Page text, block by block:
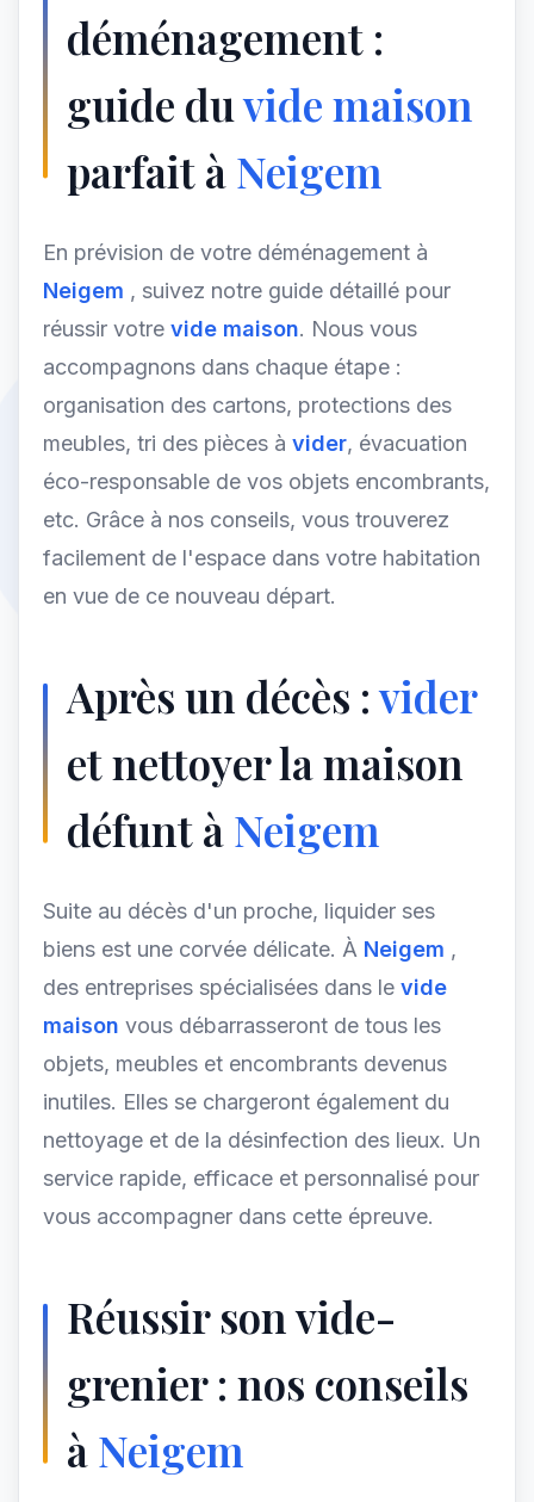
déménagement :
guide duvide maison
parfait àNeigem
En prévision de votre déménagement à
Neigem , suivez notre guide détaillé pour
réussir votre vide maison. Nous vous
accompagnons dans chaque étape :
organisation des cartons, protections des
meubles, tri des pièces à vider, évacuation
éco-responsable de vos objets encombrants,
etc. Grâce à nos conseils, vous trouverez
facilement de l'espace dans votre habitation
en vue de ce nouveau départ.
Après un décès :vider
et nettoyer la maison
défunt àNeigem
Suite au décès d'un proche, liquider ses
biens est une corvée délicate. À Neigem ,
des entreprises spécialisées dans le vide
maison vous débarrasseront de tous les
objets, meubles et encombrants devenus
inutiles. Elles se chargeront également du
nettoyage et de la désinfection des lieux. Un
service rapide, efficace et personnalisé pour
vous accompagner dans cette épreuve.
Réussir son vide-
grenier : nos conseils
àNeigem